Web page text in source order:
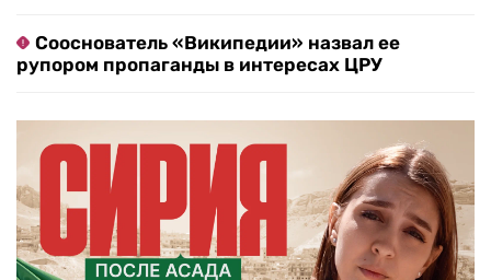
Сооснователь «Википедии» назвал ее
рупором пропаганды в интересах ЦРУ